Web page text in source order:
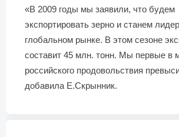
«В 2009 годы мы заявили, что будем
экспортировать зерно и станем
глобальном рынке. В этом сезоне
составит 45 млн. тонн. Мы первые в
российского продовольствия
добавила Е.Скрынник.